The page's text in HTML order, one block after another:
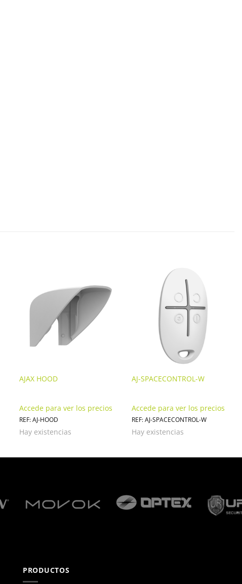
AJAX HOOD
Accede para ver los precios
REF: AJ-HOOD
Hay existencias
AJ-SPACECONTROL-W
Accede para ver los precios
REF: AJ-SPACECONTROL-W
Hay existencias
PRODUCTOS